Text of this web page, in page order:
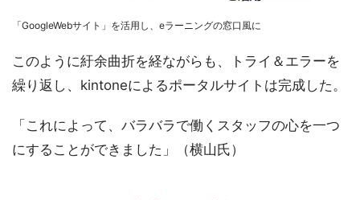
「GoogleWebサイト」を活用し、eラーニングの窓口風に
このように紆余曲折を経ながらも、トライ＆エラーを
繰り返し、kintoneによるポータルサイトは完成した。
「これによって、バラバラで働くスタッフの心を一つ
にすることができました」（横山氏）